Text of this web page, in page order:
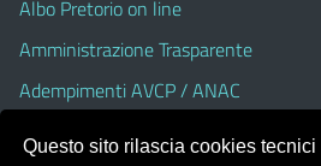
Albo Pretorio on line
Amministrazione Trasparente
Adempimenti AVCP / ANAC
Questo sito rilascia cookies tecnici